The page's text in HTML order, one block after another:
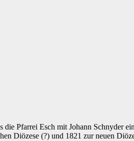
Pfarrei Esch mit Johann Schnyder
Diözese (?) und 1821 zur neuen